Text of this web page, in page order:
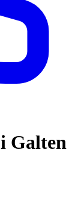
Galten